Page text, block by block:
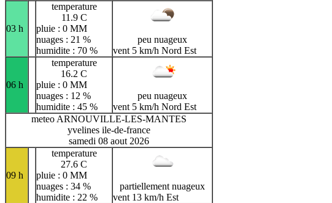
03 h
temperature
11.9 C
pluie : 0 MM
nuages : 21 %
humidite : 70 %
peu nuageux
vent 5 km/h Nord Est
06 h
temperature
16.2 C
pluie : 0 MM
nuages : 12 %
humidite : 45 %
peu nuageux
vent 5 km/h Nord Est
meteo ARNOUVILLE-LES-MANTES
yvelines ile-de-france
samedi 08 aout 2026
09 h
temperature
27.6 C
pluie : 0 MM
nuages : 34 %
humidite : 22 %
partiellement nuageux
vent 13 km/h Est